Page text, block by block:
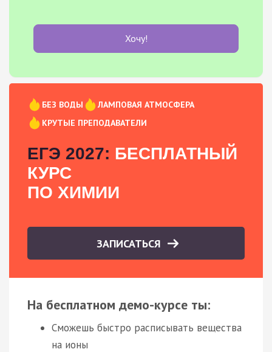
Хочу!
БЕЗ ВОДЫ
ЛАМПОВАЯ АТМОСФЕРА
КРУТЫЕ ПРЕПОДАВАТЕЛИ
ЕГЭ 2027: БЕСПЛАТНЫЙ
КУРС
ПО ХИМИИ
ЗАПИСАТЬСЯ
На бесплатном демо-курсе ты:
Сможешь быстро расписывать вещества
на ионы